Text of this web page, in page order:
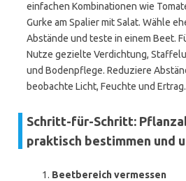
einfachen Kombinationen wie
Gurke am Spalier mit Salat. Wähle
Abstände und teste in einem Beet.
Nutze gezielte Verdichtung,
und Bodenpflege. Reduziere
beobachte Licht, Feuchte und Ertrag.
Schritt-für-Schritt:
praktisch bestimmen und
Beetbereich vermessen